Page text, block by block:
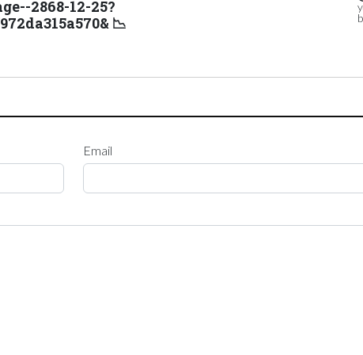
2868-12-25?
📉
Email